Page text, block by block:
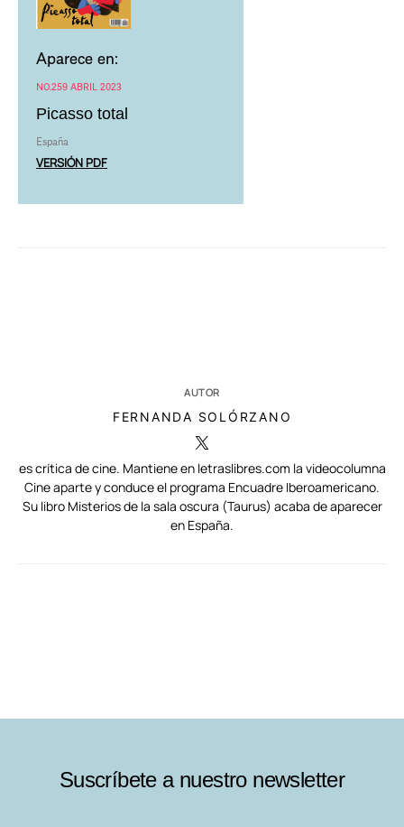
Aparece en:
NO.259 ABRIL 2023
Picasso total
España
VERSIÓN PDF
AUTOR
FERNANDA SOLÓRZANO
es crítica de cine. Mantiene en letraslibres.com la videocolumna
Cine aparte y conduce el programa Encuadre Iberoamericano.
Su libro Misterios de la sala oscura (Taurus) acaba de aparecer
en España.
Suscríbete a nuestro newsletter